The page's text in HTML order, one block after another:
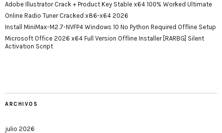
Adobe Illustrator Crack + Product Key Stable x64 100% Worked Ultimate
Online Radio Tuner Cracked x86-x64 2026
Install MiniMax-M2.7-NVFP4 Windows 10 No Python Required Offline Setup
Microsoft Office 2026 x64 Full Version Offline Installer [RARBG] Silent
Activation Script
ARCHIVOS
julio 2026